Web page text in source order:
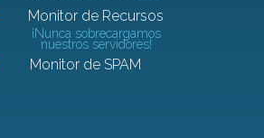
Monitor de Recursos
¡Nunca sobrecargamos
nuestros servidores!
Monitor de SPAM